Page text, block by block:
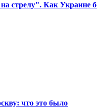
стрелу". Как Украине
что это было